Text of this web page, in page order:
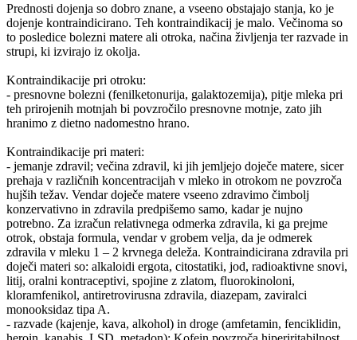
Prednosti dojenja so dobro znane, a vseeno obstajajo stanja, ko je
dojenje kontraindicirano. Teh kontraindikacij je malo. Večinoma so
to posledice bolezni matere ali otroka, načina življenja ter razvade in
strupi, ki izvirajo iz okolja.
Kontraindikacije pri otroku:
- presnovne bolezni (fenilketonurija, galaktozemija), pitje mleka pri
teh prirojenih motnjah bi povzročilo presnovne motnje, zato jih
hranimo z dietno nadomestno hrano.
Kontraindikacije pri materi:
- jemanje zdravil; večina zdravil, ki jih jemljejo doječe matere, sicer
prehaja v različnih koncentracijah v mleko in otrokom ne povzroča
hujših težav. Vendar doječe matere vseeno zdravimo čimbolj
konzervativno in zdravila predpišemo samo, kadar je nujno
potrebno. Za izračun relativnega odmerka zdravila, ki ga prejme
otrok, obstaja formula, vendar v grobem velja, da je odmerek
zdravila v mleku 1 – 2 krvnega deleža. Kontraindicirana zdravila pri
doječi materi so: alkaloidi ergota, citostatiki, jod, radioaktivne snovi,
litij, oralni kontraceptivi, spojine z zlatom, fluorokinoloni,
kloramfenikol, antiretrovirusna zdravila, diazepam, zaviralci
monooksidaz tipa A.
- razvade (kajenje, kava, alkohol) in droge (amfetamin, fenciklidin,